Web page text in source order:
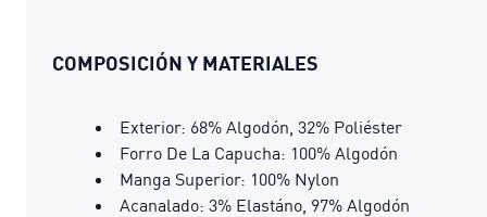
COMPOSICIÓN Y MATERIALES
Exterior: 68% Algodón, 32% Poliéster
Forro De La Capucha: 100% Algodón
Manga Superior: 100% Nylon
Acanalado: 3% Elastáno, 97% Algodón